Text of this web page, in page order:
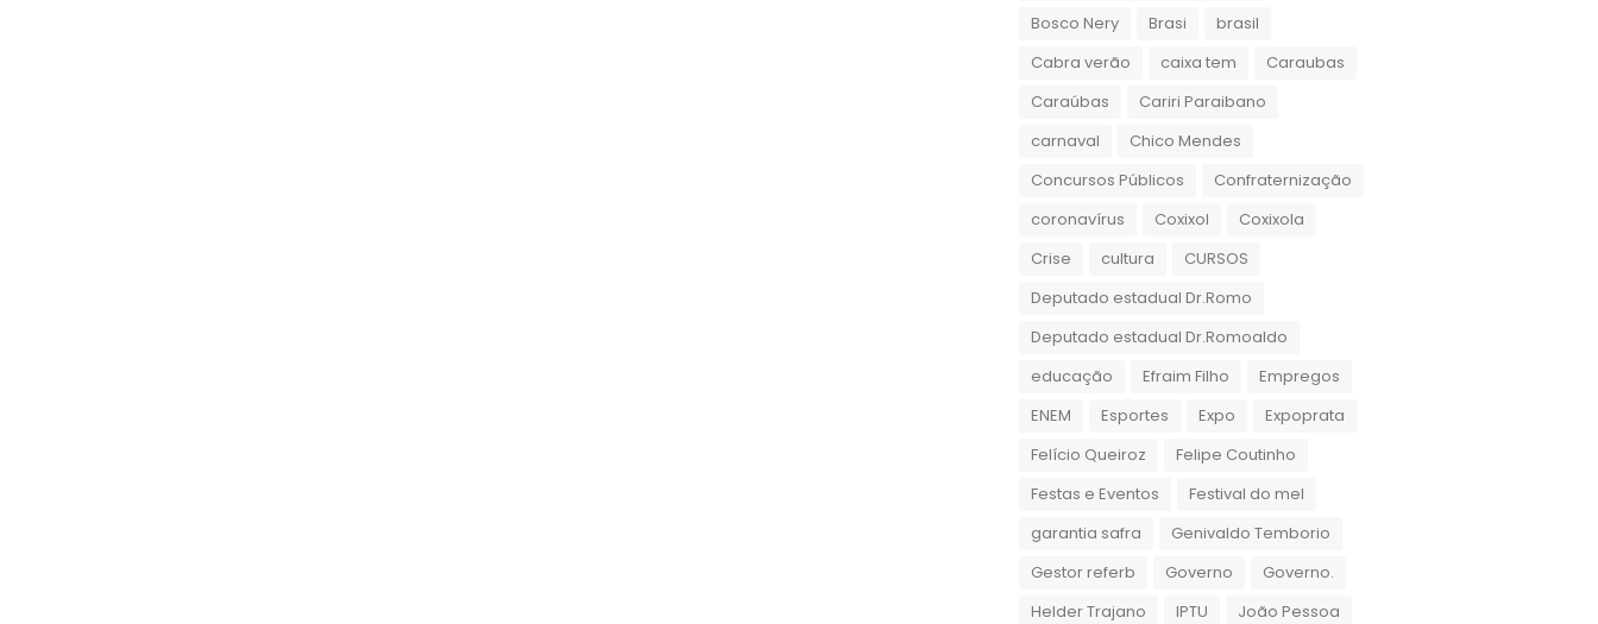
Bosco Nery
Brasi
brasil
Cabra verão
caixa tem
Caraubas
Caraúbas
Cariri Paraibano
carnaval
Chico Mendes
Concursos Públicos
Confraternização
coronavírus
Coxixol
Coxixola
Crise
cultura
CURSOS
Deputado estadual Dr.Romo
Deputado estadual Dr.Romoaldo
educação
Efraim Filho
Empregos
ENEM
Esportes Expo
Expoprata
Felício Queiroz
Felipe Coutinho
Festas e Eventos
Festival do mel
garantia safra
Genivaldo Temborio
Gestor referb
Governo
Governo.
Helder Trajano
IPTU
João Pessoa